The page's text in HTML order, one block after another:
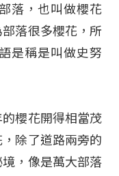
落，也叫做櫻花
落很多櫻花，所
是稱是叫做史努
櫻花開得相當茂
除了道路兩旁的
，像是萬大部落